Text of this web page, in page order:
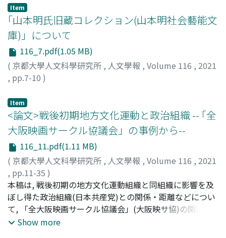
80449503
Item
｢山本明氏旧蔵コレクション(山本明社会藝能文
庫)」について
116_7.pdf(1.05 MB)
( 京都大學人文科學研究所 , 人文學報 , Volume 116 , 2021
, pp.7-10 )
Item
<論文>戦後初期地方文化運動と政治組織 -- ｢全
大阪映画サークル協議会」の事例から--
116_11.pdf(1.11 MB)
( 京都大學人文科學研究所 , 人文學報 , Volume 116 , 2021
, pp.11-35 )
立本, 紘之;Tatemoto, Hiroyuki;タテモト, ヒロユキ
本稿は, 戦後初期の地方文化運動組織と同組織に影響を及
ぼし得た政治組織(日本共産党)との関係・距離などについ
て, 「全大阪映画サークル協議会」(大阪映サ協)の関連資
料を多く含む「山本明コレクション」を用いることで考察
Show more